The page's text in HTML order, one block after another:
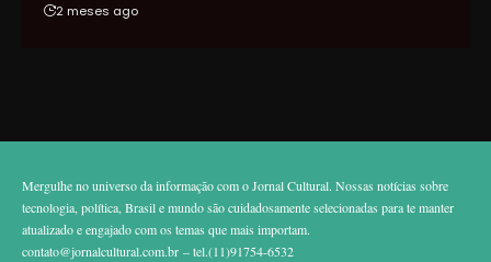
2 meses ago
Mergulhe no universo da informação com o Jornal Cultural. Nossas notícias sobre
tecnologia, política, Brasil e mundo são cuidadosamente selecionadas para te manter
atualizado e engajado com os temas que mais importam.
contato@jornalcultural.com.br – tel.(11)91754-6532